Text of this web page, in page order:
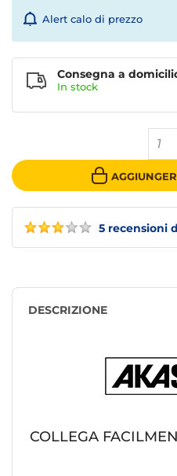
5 recensioni
Alert calo di prezzo
1
Consegna a
In stock
DESCRIZIONE
COLLEGA